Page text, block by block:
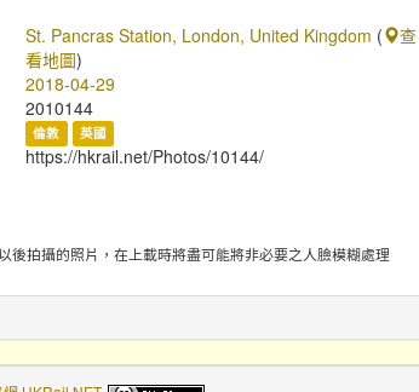
St. Pancras Station, London, United Kingdom (
查
看地圖)
2018-04-29
2010144
倫敦 英國
https://hkrail.net/Photos/10144/
後拍攝的照片，在上載時將盡可能將非必要之人臉模糊處理